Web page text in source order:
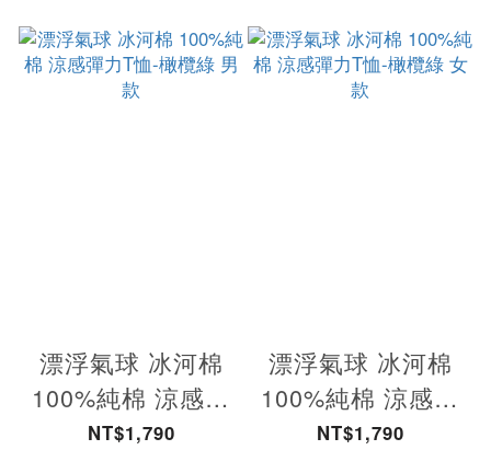
漂浮氣球 冰河棉
100%純棉 涼感彈
力T恤-橄欖綠 男款
NT$1,790
漂浮氣球 冰河棉
100%純棉 涼感彈
力T恤-橄欖綠 女款
NT$1,790